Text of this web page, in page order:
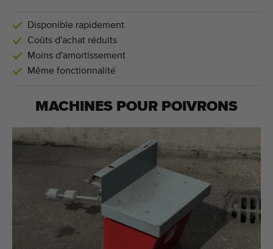
Disponible rapidement
Coûts d'achat réduits
Moins d'amortissement
Même fonctionnalité
MACHINES POUR POIVRONS